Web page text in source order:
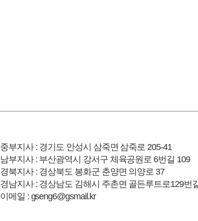
중부지사 : 경기도 안성시 삼죽면 삼죽로 205-41
남부지사 : 부산광역시 강서구 체육공원로 6번길 109
경북지사 : 경상북도 봉화군 춘양면 의양로 37
경남지사 : 경상남도 김해시 주촌면 골든루트로129번
이메일 : gseng6@gsmail.kr